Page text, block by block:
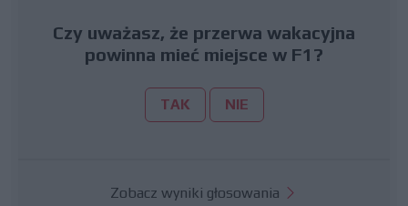
Czy uważasz, że przerwa wakacyjna
powinna mieć miejsce w F1?
TAK NIE
Zobacz wyniki głosowania